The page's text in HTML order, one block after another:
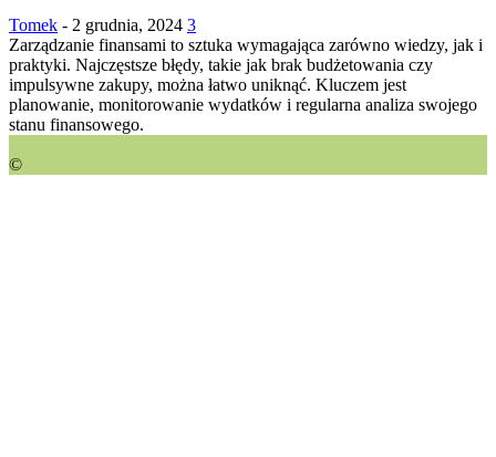
Tomek - 2 grudnia, 2024 3
Zarządzanie finansami to sztuka wymagająca zarówno wiedzy, jak i
praktyki. Najczęstsze błędy, takie jak brak budżetowania czy
impulsywne zakupy, można łatwo uniknąć. Kluczem jest
planowanie, monitorowanie wydatków i regularna analiza swojego
stanu finansowego.
©